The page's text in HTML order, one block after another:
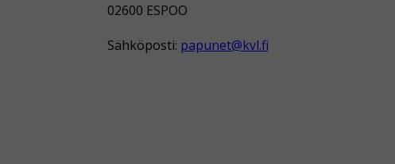
02600 ESPOO
Sähköposti: papunet@kvl.fi